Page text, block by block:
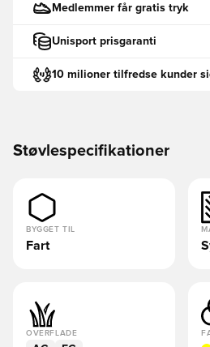
Medlemmer får gratis tryk
Unisport prisgaranti
10 milioner tilfredse kunder
Støvlespecifikationer
BYGGET TIL
Fart
OVERFLADE